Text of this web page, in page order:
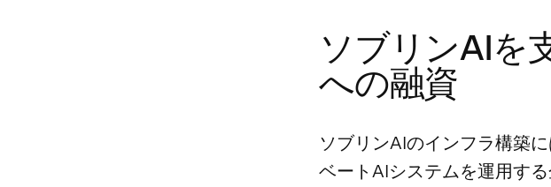
ソブリンAIを
への融資
ソブリンAIのインフラ構築
ベートAIシステムを運用す